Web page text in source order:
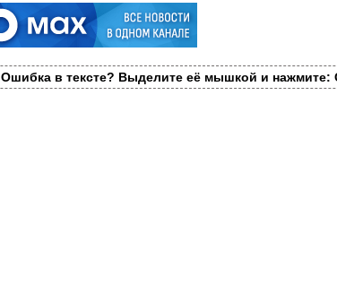
Ошибка в тексте? Выделите её мышкой и нажмите: